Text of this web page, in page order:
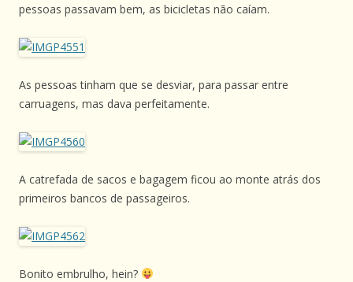
pessoas passavam bem, as bicicletas não caíam.
As pessoas tinham que se desviar, para passar entre
carruagens, mas dava perfeitamente.
A catrefada de sacos e bagagem ficou ao monte atrás dos
primeiros bancos de passageiros.
Bonito embrulho, hein?